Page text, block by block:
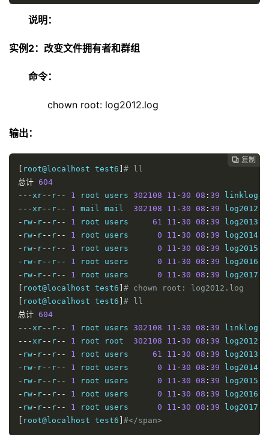
说明：
实例2：改变文件拥有者和群组
命令：
chown root: log2012.log
输出：
 复制
root@localhost test6 # ll
总计 604
---xr-- r-- 1 root users 302108 11 -30 08 : 39 linklog
---xr-- r-- 1 mail mail 302108 11 -30 08 : 39 log2012
- rw- r-- r-- 1 root users 61 11 -30 08 : 39 log2013
- rw- r-- r-- 1 root users 0 11 -30 08 : 39 log2014
- rw- r-- r-- 1 root users 0 11 -30 08 : 39 log2015
- rw- r-- r-- 1 root users 0 11 -30 08 : 39 log2016
- rw- r-- r-- 1 root users 0 11 -30 08 : 39 log2017
root@localhost test6 # chown root: log2012.log
root@localhost test6 # ll
总计 604
---xr-- r-- 1 root users 302108 11 -30 08 : 39 linklog
---xr-- r-- 1 root root 302108 11 -30 08 : 39 log2012
- rw- r-- r-- 1 root users 61 11 -30 08 : 39 log2013
- rw- r-- r-- 1 root users 0 11 -30 08 : 39 log2014
- rw- r-- r-- 1 root users 0 11 -30 08 : 39 log2015
- rw- r-- r-- 1 root users 0 11 -30 08 : 39 log2016
- rw- r-- r-- 1 root users 0 11 -30 08 : 39 log2017
root@localhost test6 #</span>